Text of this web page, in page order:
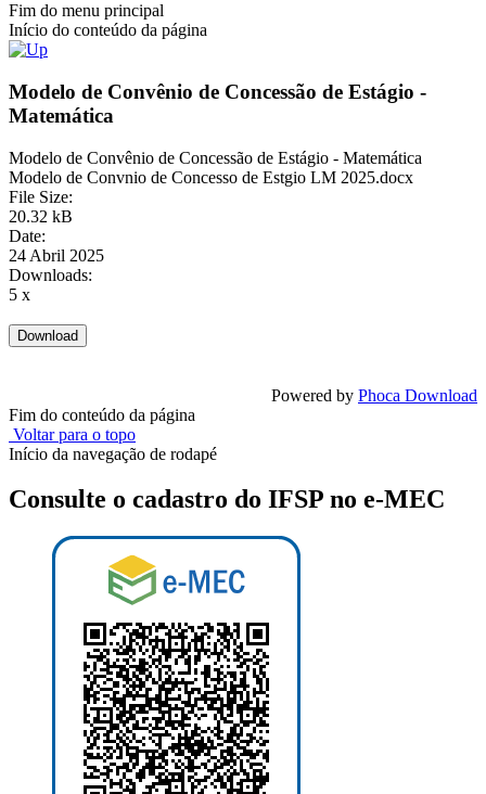
Fim do menu principal
Início do conteúdo da página
Modelo de Convênio de Concessão de Estágio -
Matemática
Modelo de Convênio de Concessão de Estágio - Matemática
Modelo de Convnio de Concesso de Estgio LM 2025.docx
File Size:
20.32 kB
Date:
24 Abril 2025
Downloads:
5 x
Powered by Phoca Download
Fim do conteúdo da página
Voltar para o topo
Início da navegação de rodapé
Consulte o cadastro do IFSP no e-MEC